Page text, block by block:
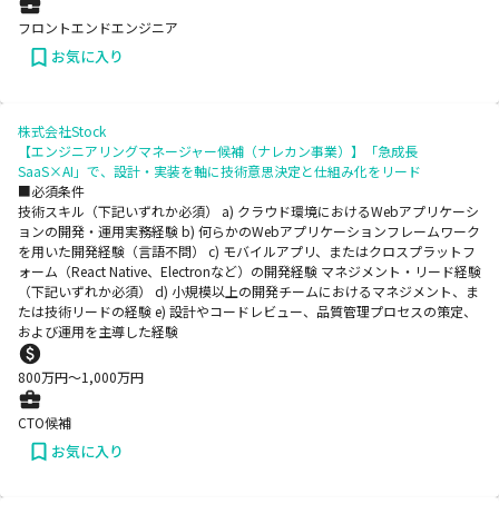
フロントエンドエンジニア
お気に入り
株式会社Stock
【エンジニアリングマネージャー候補（ナレカン事業）】「急成長
SaaS×AI」で、設計・実装を軸に技術意思決定と仕組み化をリード
■必須条件
技術スキル（下記いずれか必須） a) クラウド環境におけるWebアプリケーシ
ョンの開発・運用実務経験 b) 何らかのWebアプリケーションフレームワーク
を用いた開発経験（言語不問） c) モバイルアプリ、またはクロスプラットフ
ォーム（React Native、Electronなど）の開発経験 マネジメント・リード経験
（下記いずれか必須） d) 小規模以上の開発チームにおけるマネジメント、ま
たは技術リードの経験 e) 設計やコードレビュー、品質管理プロセスの策定、
および運用を主導した経験
800万円〜1,000万円
CTO候補
お気に入り